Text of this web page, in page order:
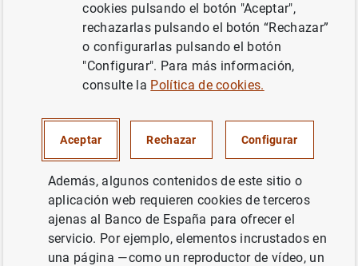
Serie: Boletín Económico del BCE.
Documento completo
cookies pulsando el botón "Aceptar",
rechazarlas pulsando el botón “Rechazar”
o configurarlas pulsando el botón
"Configurar". Para más información,
consulte la Política de cookies.
Aceptar Rechazar Configurar
Además, algunos contenidos de este sitio o
aplicación web requieren cookies de terceros
ajenas al Banco de España para ofrecer el
servicio. Por ejemplo, elementos incrustados en
una página —como un reproductor de vídeo, un